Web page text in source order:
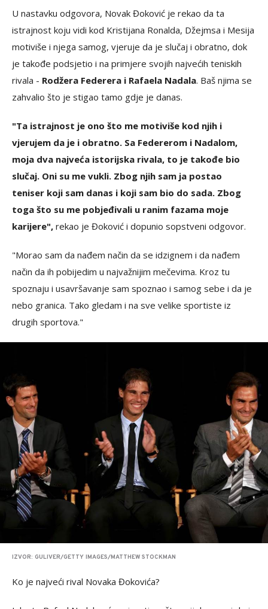
U nastavku odgovora, Novak Đoković je rekao da ta
istrajnost koju vidi kod Kristijana Ronalda, Džejmsa i Mesija
motiviše i njega samog, vjeruje da je slučaj i obratno, dok
je takođe podsjetio i na primjere svojih najvećih teniskih
rivala - Rodžera Federera i Rafaela Nadala. Baš njima se
zahvalio što je stigao tamo gdje je danas.
"Ta istrajnost je ono što me motiviše kod njih i
vjerujem da je i obratno. Sa Federerom i Nadalom,
moja dva najveća istorijska rivala, to je takođe bio
slučaj. Oni su me vukli. Zbog njih sam ja postao
teniser koji sam danas i koji sam bio do sada. Zbog
toga što su me pobjeđivali u ranim fazama moje
karijere", rekao je Đoković i dopunio sopstveni odgovor.
"Morao sam da nađem način da se idzignem i da nađem
način da ih pobijedim u najvažnijim mečevima. Kroz tu
spoznaju i usavršavanje sam spoznao i samog sebe i da je
nebo granica. Tako gledam i na sve velike sportiste iz
drugih sportova."
IZVOR: GULIVER/GETTY IMAGES/MATTHEW STOCKMAN
Ko je najveći rival Novaka Đokovića?